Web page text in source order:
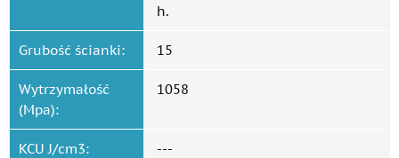
h.
Grubość ścianki: 15
Wytrzymałość
(Mpa):
1058
KCU J/cm3: ---